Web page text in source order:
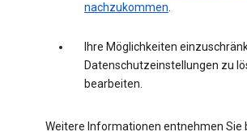
nachzukommen.
Ihre Möglichkeiten
Datenschutzeinstellungen zu
bearbeiten.
Weitere Informationen entnehmen Sie